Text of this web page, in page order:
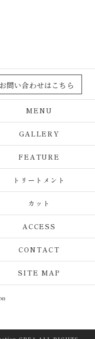
お問い合わせはこちら
MENU
GALLERY
FEATURE
トリートメント
カット
ACCESS
CONTACT
SITE MAP